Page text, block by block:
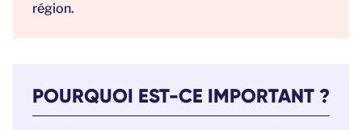
région.
POURQUOI EST-CE IMPORTANT ?